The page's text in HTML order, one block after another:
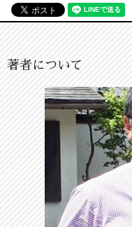
著者について